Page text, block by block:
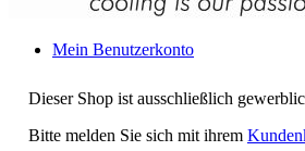
Dieser Shop ist ausschließlich
Bitte melden Sie sich mit ihrem
Mein Benutzerkonto